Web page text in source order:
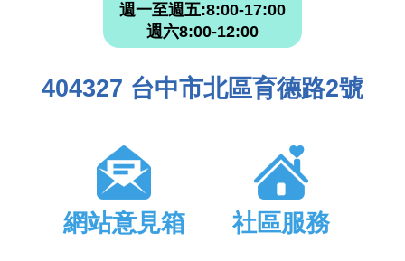
週一至週五:8:00-17:00
週六8:00-12:00
404327 台中市北區育德路2號
網站意見箱 社區服務